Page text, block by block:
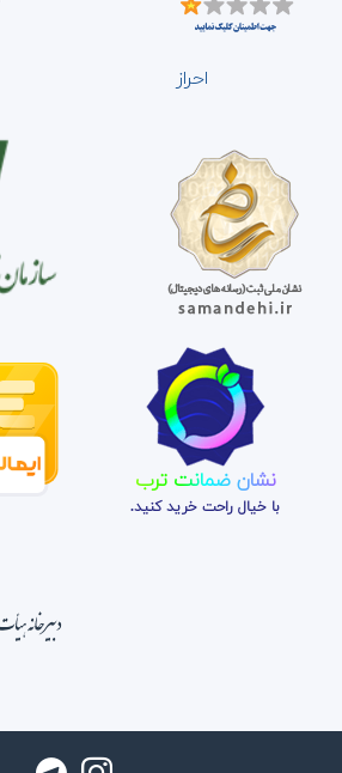
احراز
نشان ضمانت ترب
با خیال راحت خرید کنید.